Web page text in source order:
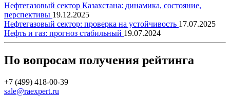
Нефтегазовый сектор Казахстана: динамика, состояние,
перспективы 19.12.2025
Нефтегазовый сектор: проверка на устойчивость 17.07.2025
Нефть и газ: прогноз стабильный 19.07.2024
По вопросам получения рейтинга
+7 (499) 418-00-39
sale@raexpert.ru